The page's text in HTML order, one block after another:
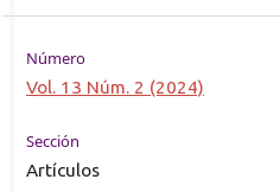
Número
Vol. 13 Núm. 2 (2024)
Sección
Artículos